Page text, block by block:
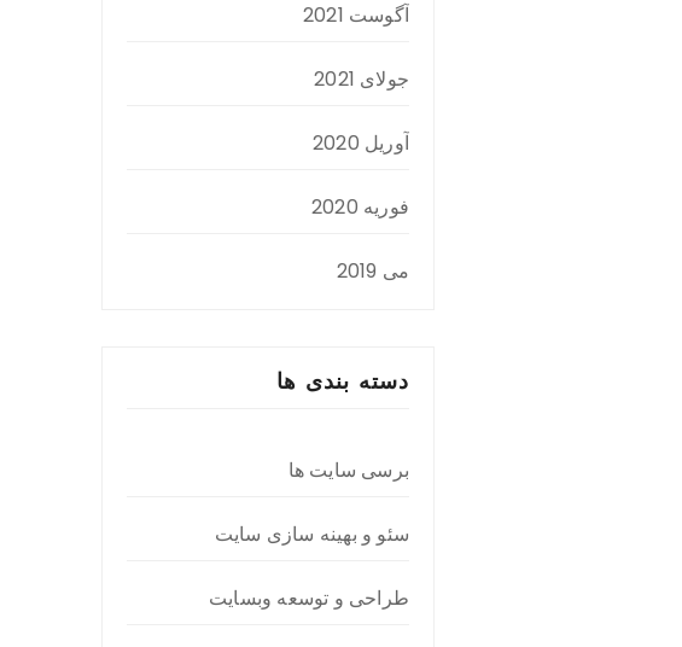
آگوست 2021
جولای 2021
آوریل 2020
فوریه 2020
می 2019
دسته بندی ها
برسی سایت ها
سئو و بهینه سازی سایت
طراحی و توسعه وبسایت